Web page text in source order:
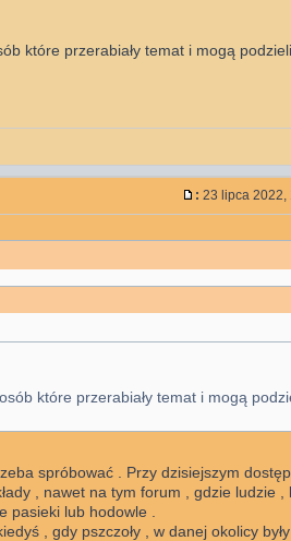
które przerabiały temat i mogą
: 23 lipca 2022,
które przerabiały temat i mogą
spróbować . Przy dzisiejszym
, nawet na tym forum , gdzie ludzie ,
lub hodowle .
, gdy pszczoły , w danej okolicy